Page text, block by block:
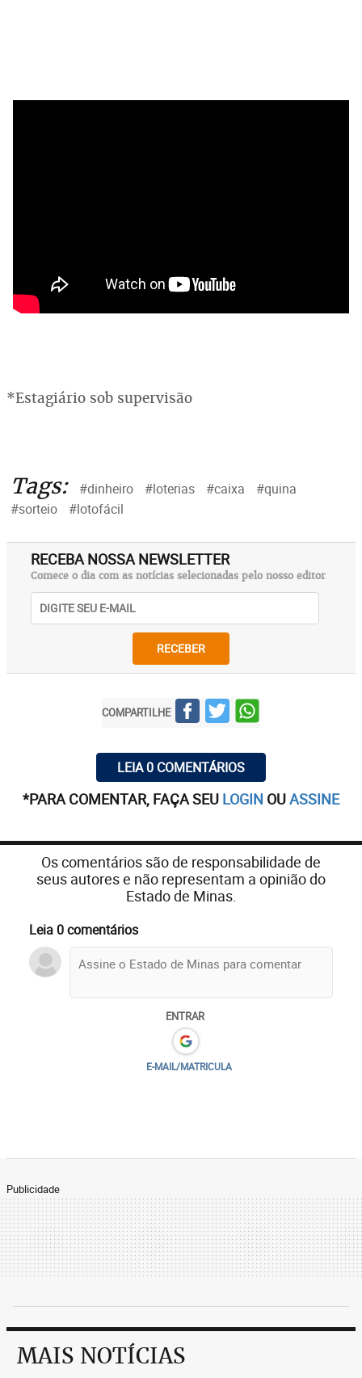
*Estagiário sob supervisão
Tags: #dinheiro #loterias #caixa
#quina
#sorteio
#lotofácil
RECEBA NOSSA NEWSLETTER
Comece o dia com as notícias selecionadas pelo nosso editor
RECEBER
COMPARTILHE
LEIA 0 COMENTÁRIOS
*PARA COMENTAR, FAÇA SEU LOGIN OUASSINE
Os comentários são de responsabilidade de
seus autores e não representam a opinião do
Estado de Minas.
Leia 0 comentários
ENTRAR
E-MAIL/MATRICULA
Publicidade
MAIS NOTÍCIAS